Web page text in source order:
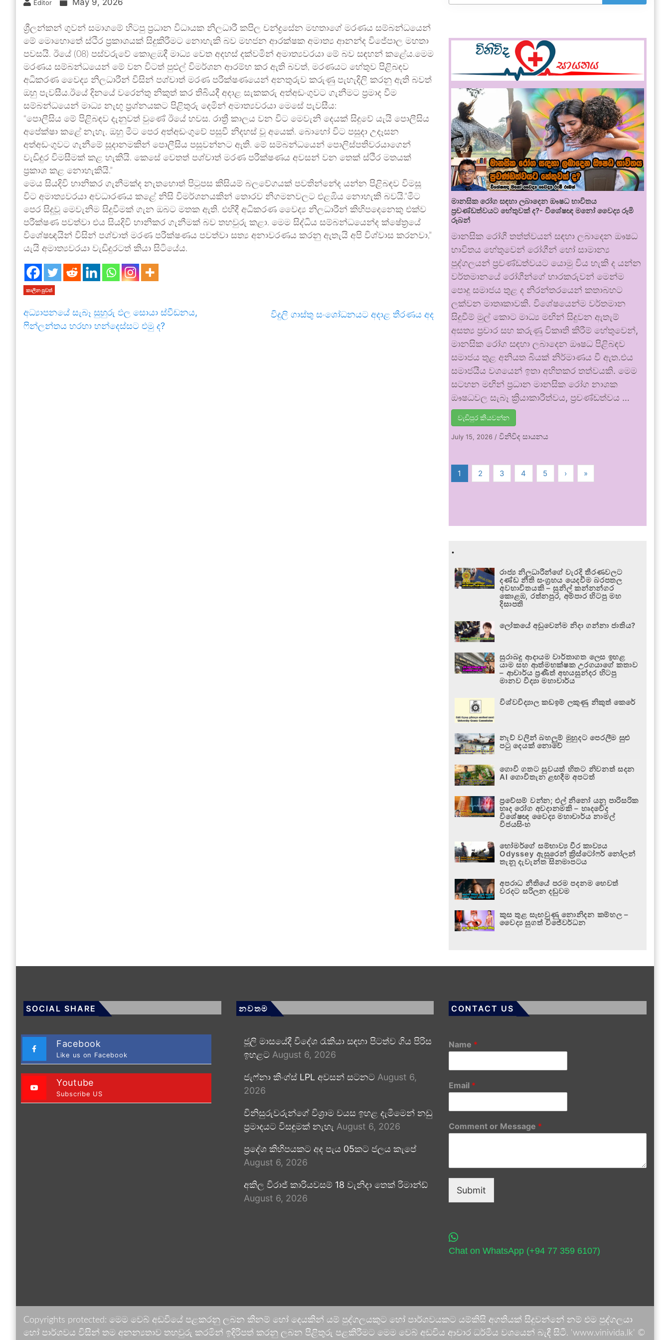
Editor May 9, 2026
ශ්‍රීලන්කන් ගුවන් සමාගමේ හිටපු ප්‍රධාන විධායක නිලධාරී කපිල චන්ද්‍රසේන මහතාගේ මරණය සම්බන්ධයෙන්
මේ මොහොතේ ස්ථිර ප්‍රකාශයක් සිදුකිරීමට නොහැකි බව මහජන ආරක්ෂක අමාත්‍ය ආනන්ද විජේපාල මහතා
පවසයි. ඊයේ (08) පස්වරුවේ කොළඹදී මාධ්‍ය වෙත අදහස් දක්වමින් අමාත්‍යවරයා මේ බව සඳහන් කළේය.මෙම
මරණය සම්බන්ධයෙන් මේ වන විටත් පුළුල් විමර්ශන ආරම්භ කර ඇති බවත්, මරණයට හේතුව පිළිබඳව
අධිකරණ වෛද්‍ය නිලධාරීන් විසින් පශ්චාත් මරණ පරීක්ෂණයෙන් අනතුරුව කරුණු පැහැදිලි කරනු ඇති බවත්
ඔහු පැවසීය.ඊයේ දිනයේ වරෙන්තු නිකුත් කර තිබියදී අදාළ සැකකරු අත්අඩංගුවට ගැනීමට ප්‍රමාද වීම
සම්බන්ධයෙන් මාධ්‍ය නැඟූ ප්‍රශ්නයකට පිළිතුරු දෙමින් අමාත්‍යවරයා මෙසේ පැවසීය:
“පොලීසිය මේ පිළිබඳව දැනුවත් වුණේ ඊයේ හවස. රාත්‍රී කාලය වන විට මෙවැනි දෙයක් සිදුවේ යැයි පොලීසිය
අපේක්ෂා කළේ නැහැ. ඔහු මීට පෙර අත්අඩංගුවේ පසුවී නිදහස් වූ අයෙක්. බොහෝ විට පසුදා උදෑසන
අත්අඩංගුවට ගැනීමේ සූදානමකින් පොලීසිය පසුවන්නට ඇති. මේ සම්බන්ධයෙන් පොලිස්පතිවරයාගෙන්
වැඩිදුර විමසීමක් කළ හැකියි. කෙසේ වෙතත් පශ්චාත් මරණ පරීක්ෂණය අවසන් වන තෙක් ස්ථිර මතයක්
ප්‍රකාශ කළ නොහැකියි.”
මෙය සියදිවි හානිකර ගැනීමක්ද නැතහොත් පිටුපස කිසියම් බලවේගයක් පවතින්නේද යන්න පිළිබඳව විමසූ
විට අමාත්‍යවරයා අවධාරණය කළේ නිසි විමර්ශනයකින් තොරව නිගමනවලට එළඹිය නොහැකි බවයි.”මීට
පෙර සිදුවූ මෙවැනිම සිදුවීමක් ගැන ඔබට මතක ඇති. එහිදී අධිකරණ වෛද්‍ය නිලධාරීන් කිහිපදෙනෙකු එක්ව
පරීක්ෂණ පවත්වා එය සියදිවි හානිකර ගැනීමක් බව තහවුරු කළා. මෙම සිද්ධිය සම්බන්ධයෙන්ද ක්ෂේත්‍රයේ
විශේෂඥයින් විසින් පශ්චාත් මරණ පරීක්ෂණය පවත්වා සත්‍ය අනාවරණය කරනු ඇතැයි අපි විශ්වාස කරනවා,”
යැයි අමාත්‍යවරයා වැඩිදුරටත් කියා සිටියේය.
කාලීන පුවත්
අධ්‍යාපනයේ සැබෑ සුහුරු ඵල සොයා ස්වීඩනය,
ෆින්ලන්තය හරහා හන්දෙස්සට එමු ද?
විදුලි ගාස්තු සංශෝධනයට අදාළ තීරණය අද
මානසික රෝග සඳහා ලබාදෙන ඖෂධ භාවිතය
ප්‍රචණ්ඩත්වයට හේතුවක් ද?- විශේෂඥ මනෝ වෛද්‍ය රූමි
රූබන්
මානසික රෝගී තත්ත්වයන් සඳහා ලබාදෙන ඖෂධ
භාවිතය හේතුවෙන් රෝගීන් හෝ සාමාන්‍ය
පුද්ගලයන් ප්‍රචණ්ඩත්වයට යොමු විය හැකි ද යන්න
වර්තමානයේ රෝගීන්ගේ භාරකරුවන් මෙන්ම
පොදු සමාජය තුළ ද නිරන්තරයෙන් කතාබහට
ලක්වන මාතෘකාවකි. විශේෂයෙන්ම වර්තමාන
සිදුවීම් මුල් කොට මාධ්‍ය මඟින් සිදුවන ඇතැම්
අසත්‍ය ප්‍රචාර සහ කරුණු විකෘති කිරීම් හේතුවෙන්,
මානසික රෝග සඳහා ලබාදෙන ඖෂධ පිළිබඳව
සමාජය තුළ අනියත බියක් නිර්මාණය වී ඇත.එය
සමාජයීය වශයෙන් ඉතා අහිතකර තත්වයකි. මෙම
සටහන මඟින් ප්‍රධාන මානසික රෝග නාශක
ඖෂධවල සැබෑ ක්‍රියාකාරීත්වය, ප්‍රචණ්ඩත්වය …
වැඩිපුර කියවන්න
July 15, 2026 /විනිවිද සායනය
1 2 3 4 5 › »
.
රාජ්‍ය නිලධාරීන්ගේ වැරදි තීරණවලට
දණ්ඩ නීති සංග්‍රහය යෙදවීම බරපතල
අවභාවිතයකි – සුනිල් කන්නන්ගර
කොළඹ, රත්නපුර, අම්පාර හිටපු මහ
දිසාපති
ලෝකයේ අඩුවෙන්ම නිදා ගන්නා ජාතිය?
සුරාබදු ආදායම වාර්තාගත ලෙස ඉහළ
යාම සහ ආත්මභක්ෂක උරගයාගේ කතාව
– ආචාර්ය ප්‍රණීත් අභයසුන්දර හිටපු
මානව විද්‍යා මහාචාර්ය
විශ්වවිද්‍යාල කඩඉම් ලකුණු නිකුත් කෙරේ
නැව් වලින් බහලුම් මුහුදට පෙරලීම සුළු
පටු දෙයක් නොවේ
ගොවි ගතට සුවයත් හිතට නිවනත් සදන
AI ගොවිතැන ළඟදීම අපටත්
ප්‍රවේසම් වන්න; එල් නිනෝ යනු පාරිසරික
හෘද රෝග අවදානමකි – හෘදවේද
විශේෂඥ වෛද්‍ය මහාචාර්ය නාමල්
විජයසිංහ
හෝමර්ගේ සම්භාව්‍ය වීර කාව්‍යය
Odyssey ඇසුරෙන් ක්‍රිස්ටෝෆර් නෝලන්
තැනූ දැවැන්ත සිනමාපටය
අපරාධ නීතියේ පරම පදනම හෙවත්
වරදට සරිලන දඬුවම
කුස තුළ සැඟවුණු නොනිදන කම්හල –
වෛද්‍ය සුගත් විජේවර්ධන
SOCIAL SHARE
Facebook
Like us on Facebook
Youtube
Subscribe US
නවතම
ජූලි මාසයේදී විදේශ රැකියා සඳහා පිටත්ව ගිය පිරිස
ඉහළට August 6, 2026
ජැෆ්නා කිංග්ස් LPL අවසන් සටනට August 6,
2026
විනිසුරුවරුන්ගේ විශ්‍රාම වයස ඉහළ දැමීමෙන් නඩු
ප්‍රමාදයට විසඳුමක් නැහැ August 6, 2026
ප්‍රදේශ කිහිපයකට අද පැය 05කට ජලය කැපේ
August 6, 2026
අකිල විරාජ් කාරියවසම් 18 වැනිදා තෙක් රිමාන්ඩ්
August 6, 2026
CONTACT US
Name *
Email *
Comment or Message *
Submit
Chat on WhatsApp (+94 77 359 6107)
Copyrights protected: මෙම වෙබ් අඩවියේ පළකරනු ලබන කිනම් හෝ දෙයකින් යම් පුද්ගලයකුට හෝ පාර්ශවයකට යම්කිසි අගතියක් සිදුවන්නේ නම් එම පුද්ගලයා
හෝ පාර්ශවය විසින් තම අනන්‍යතාව තහවුරු කරමින් ඉදිරිපත් කරනු ලබන පිළිතුරු පළකිරීමට මෙම වෙබ් අඩවිය ආචාර ධර්මීය වශයෙන් බැඳී සිටී. 'www.vinivida.lk' ©